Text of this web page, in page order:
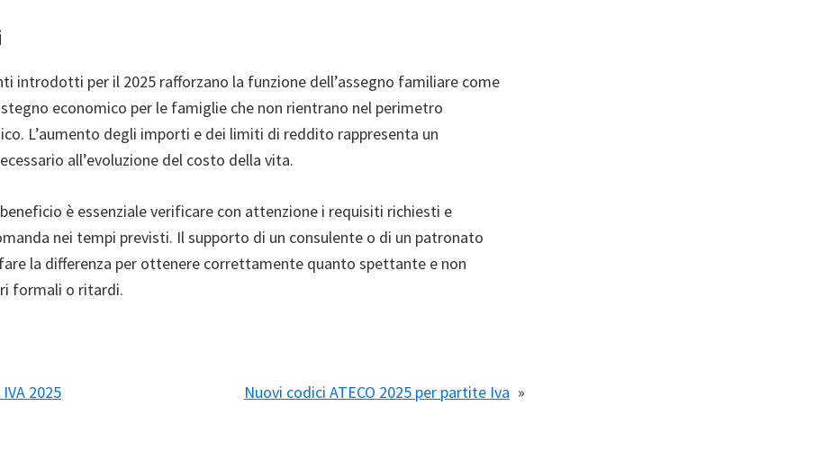
introdotti per il 2025 rafforzano la funzione dell’assegno familiare come
economico per le famiglie che non rientrano nel perimetro
L’aumento degli importi e dei limiti di reddito rappresenta un
all’evoluzione del costo della vita.
è essenziale verificare con attenzione i requisiti richiesti e
nei tempi previsti. Il supporto di un consulente o di un patronato
la differenza per ottenere correttamente quanto spettante e non
formali o ritardi.
2025 Nuovi codici ATECO 2025 per partite Iva »